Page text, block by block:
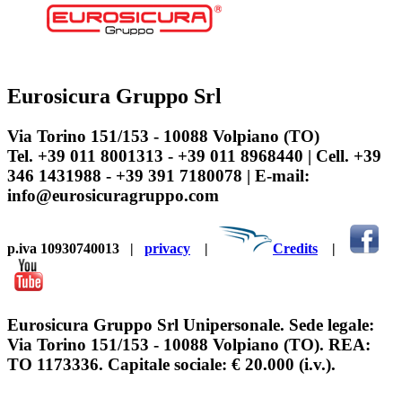
Eurosicura Gruppo Srl
Via Torino 151/153 - 10088 Volpiano (TO)
Tel. +39 011 8001313 - +39 011 8968440 | Cell. +39
346 1431988 - +39 391 7180078 | E-mail:
info@eurosicuragruppo.com
p.iva 10930740013 | privacy | Credits |
Eurosicura Gruppo Srl Unipersonale. Sede legale:
Via Torino 151/153 - 10088 Volpiano (TO). REA:
TO 1173336. Capitale sociale: € 20.000 (i.v.).